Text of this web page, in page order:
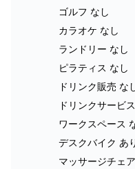
ゴルフ なし
カラオケ なし
ランドリー なし
ピラティス なし
ドリンク販売 な
ドリンクサービ
ワークスペース
デスクバイク あ
マッサージチェ